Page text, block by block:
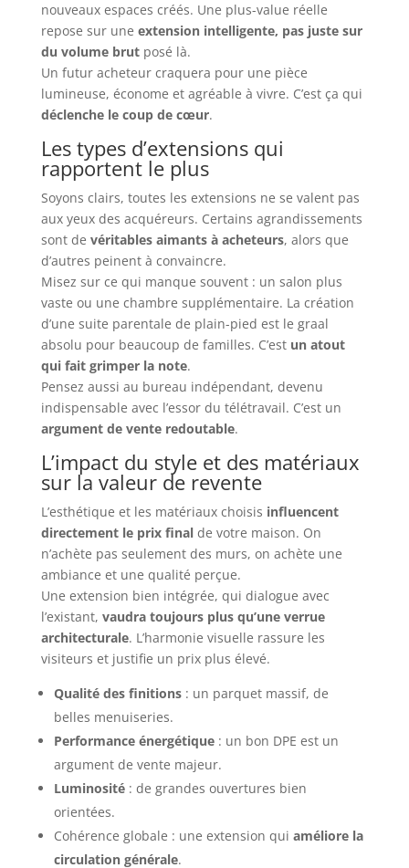
nouveaux espaces créés. Une plus-value réelle
repose sur une extension intelligente, pas juste sur
du volume brutposé là.
Un futur acheteur craquera pour une pièce
lumineuse, économe et agréable à vivre. C’est ça qui
déclenche le coup de cœur.
Les types d’extensions qui
rapportent le plus
Soyons clairs, toutes les extensions ne se valent pas
aux yeux des acquéreurs. Certains agrandissements
sont de véritables aimants à acheteurs, alors que
d’autres peinent à convaincre.
Misez sur ce qui manque souvent : un salon plus
vaste ou une chambre supplémentaire. La création
d’une suite parentale de plain-pied est le graal
absolu pour beaucoup de familles. C’est un atout
qui fait grimper la note.
Pensez aussi au bureau indépendant, devenu
indispensable avec l’essor du télétravail. C’est un
argument de vente redoutable.
L’impact du style et des matériaux
sur la valeur de revente
L’esthétique et les matériaux choisis influencent
directement le prix finalde votre maison. On
n’achète pas seulement des murs, on achète une
ambiance et une qualité perçue.
Une extension bien intégrée, qui dialogue avec
l’existant, vaudra toujours plus qu’une verrue
architecturale. L’harmonie visuelle rassure les
visiteurs et justifie un prix plus élevé.
Qualité des finitions: un parquet massif, de
belles menuiseries.
Performance énergétique: un bon DPE est un
argument de vente majeur.
Luminosité: de grandes ouvertures bien
orientées.
Cohérence globale : une extension qui améliore la
circulation générale.